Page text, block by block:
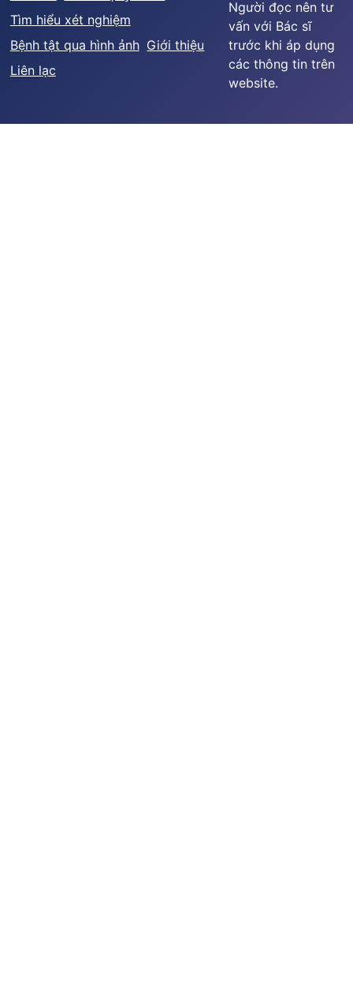
Tìm hiểu xét nghiệm
Bệnh tật qua hình ảnh Giới thiệu
Liên lạc
Người đọc nên tư
vấn với Bác sĩ
trước khi áp dụng
các thông tin trên
website.